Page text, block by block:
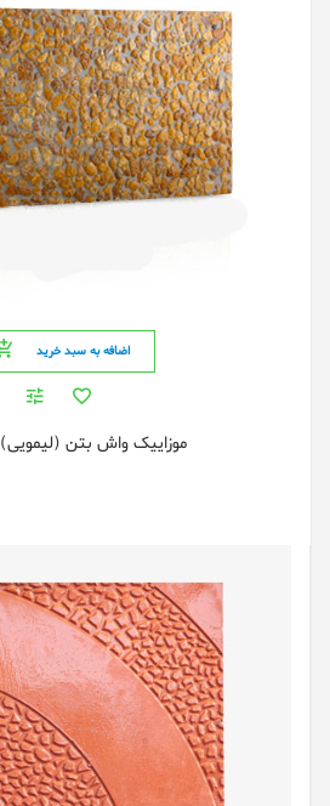
اضافه به سبد خرید
موزاییک واش بتن (لیمویی) 30x60cm